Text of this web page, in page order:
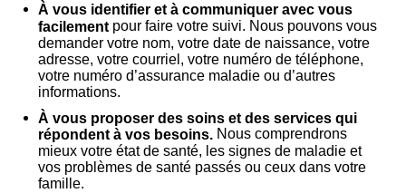
À vous identifier et à communiquer avec vous
facilement pour faire votre suivi. Nous pouvons vous
demander votre nom, votre date de naissance, votre
adresse, votre courriel, votre numéro de téléphone,
votre numéro d’assurance maladie ou d’autres
informations.
À vous proposer des soins et des services qui
répondent à vos besoins. Nous comprendrons
mieux votre état de santé, les signes de maladie et
vos problèmes de santé passés ou ceux dans votre
famille.